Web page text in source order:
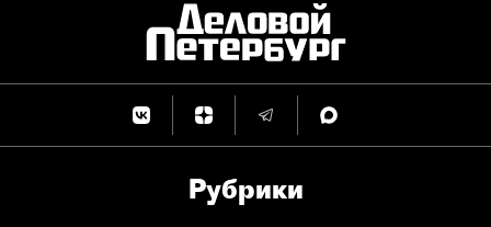
Рубрики